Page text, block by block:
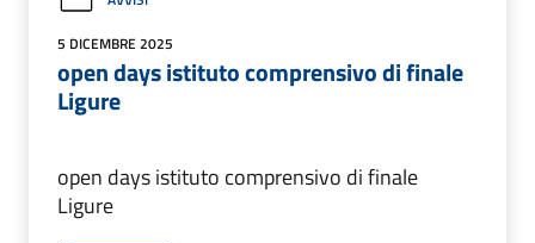
5 DICEMBRE 2025
open days istituto comprensivo di finale
Ligure
open days istituto comprensivo di finale
Ligure